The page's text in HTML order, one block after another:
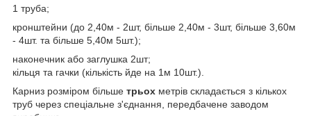
1 труба;
кронштейни (до 2,40м - 2шт, більше 2,40м - 3шт, більше 3,60м
- 4шт. та більше 5,40м 5шт.);
наконечник або заглушка 2шт;
кільця та гачки (кількість йде на 1м 10шт.).
Карниз розміром більше трьох метрів складається з кількох
труб через спеціальне з'єднання, передбачене заводом